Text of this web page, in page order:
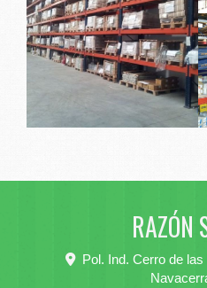
RAZÓN
Pol. Ind. Cerro de